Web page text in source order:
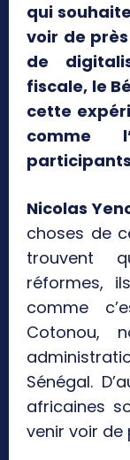
qui
voir de
de
fiscale, le
cette
comme
Nicolas
choses de
trouvent
réformes,
comme
Cotonou,
Sénégal.
africaines
venir voir de